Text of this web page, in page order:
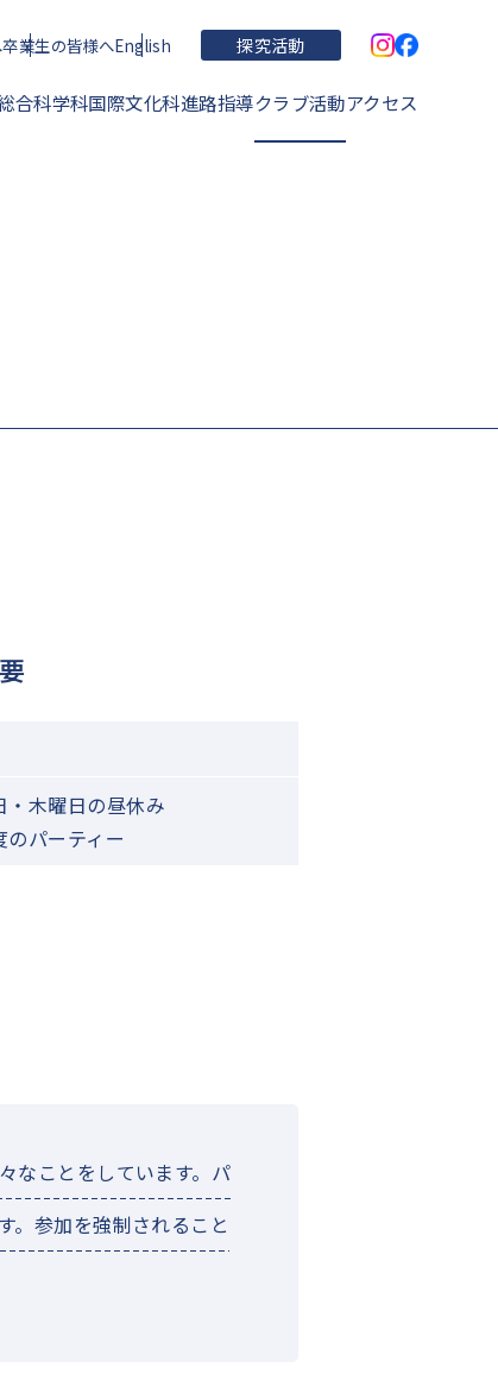
卒業生の皆様へEnglish 探究活動
合科学科国際文化科進路指導クラブ活動アクセス
・木曜日の昼休み
のパーティー
なことをしています。パ
。参加を強制されること